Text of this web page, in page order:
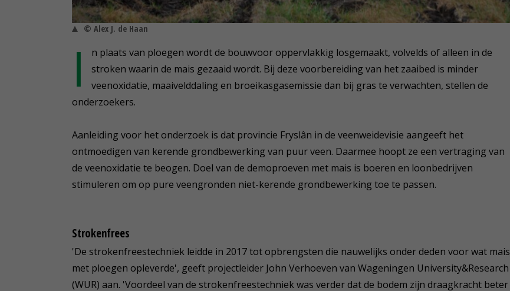
© Alex J. de Haan
I
n plaats van ploegen wordt de bouwvoor oppervlakkig losgemaakt, volvelds of alleen in de
stroken waarin de mais gezaaid wordt. Bij deze voorbereiding van het zaaibed is minder
veenoxidatie, maaivelddaling en broeikasgasemissie dan bij gras te verwachten, stellen de
onderzoekers.
Aanleiding voor het onderzoek is dat provincie Fryslân in de veenweidevisie aangeeft het
ontmoedigen van kerende grondbewerking van puur veen. Daarmee hoopt ze een vertraging van
de veenoxidatie te beogen. Doel van de demoproeven met mais is boeren en loonbedrijven
stimuleren om op pure veengronden niet-kerende grondbewerking toe te passen.
Strokenfrees
'De strokenfreestechniek leidde in 2017 tot opbrengsten die nauwelijks onder deden voor wat mais
met ploegen opleverde', geeft projectleider John Verhoeven van Wageningen University&Research
(WUR) aan. 'Voordeel van de strokenfreestechniek was verder dat de bodem zijn draagkracht beter